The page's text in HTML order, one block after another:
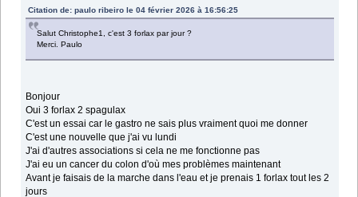
Citation de: paulo ribeiro le 04 février 2026 à 16:56:25
Salut Christophe1, c'est 3 forlax par jour ?
Merci. Paulo
Bonjour
Oui 3 forlax 2 spagulax
C'est un essai car le gastro ne sais plus vraiment quoi me donner
C'est une nouvelle que j'ai vu lundi
J'ai d'autres associations si cela ne me fonctionne pas
J'ai eu un cancer du colon d'où mes problèmes maintenant
Avant je faisais de la marche dans l'eau et je prenais 1 forlax tout les 2
jours